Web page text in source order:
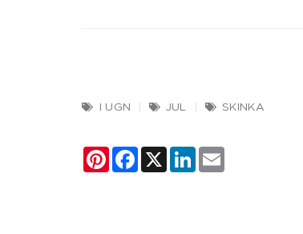
I UGN JUL SKINKA
PinterestFacebook
X LinkedIn